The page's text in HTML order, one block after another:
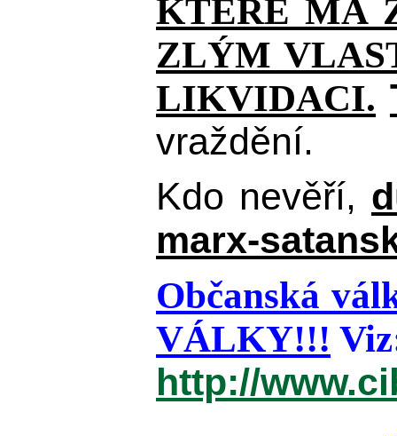
KTERÉ MÁ
ZLÝM
LIKVIDACI.
vraždění.
Kdo nevěří,
marx-
Občanská
VÁLKY!!!
http://